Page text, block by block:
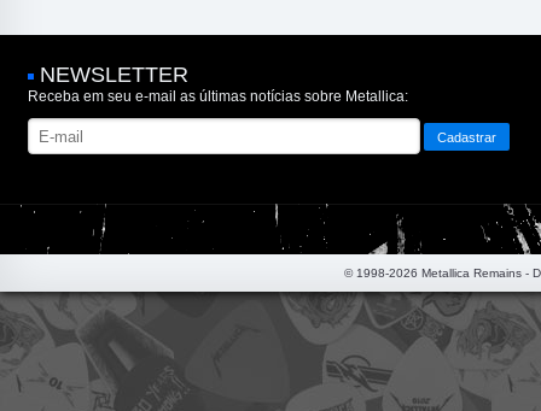
NEWSLETTER
Receba em seu e-mail as últimas notícias sobre Metallica:
© 1998-2026 Metallica Remains -